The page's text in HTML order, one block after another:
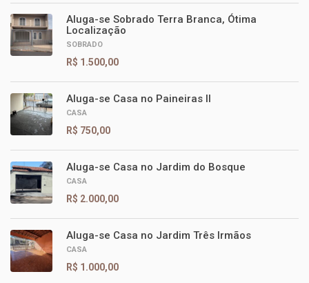
Aluga-se Sobrado Terra Branca, Ótima
Localização
SOBRADO
R$ 1.500,00
Aluga-se Casa no Paineiras II
CASA
R$ 750,00
Aluga-se Casa no Jardim do Bosque
CASA
R$ 2.000,00
Aluga-se Casa no Jardim Três Irmãos
CASA
R$ 1.000,00